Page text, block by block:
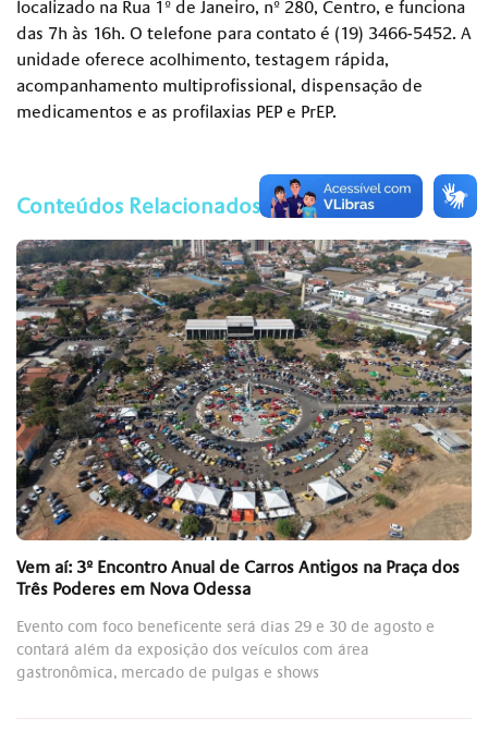
localizado na Rua 1º de Janeiro, nº 280, Centro, e funciona
das 7h às 16h. O telefone para contato é (19) 3466-5452. A
unidade oferece acolhimento, testagem rápida,
acompanhamento multiprofissional, dispensação de
medicamentos e as profilaxias PEP e PrEP.
Conteúdos Relacionados
Vem aí: 3º Encontro Anual de Carros Antigos na Praça dos
Três Poderes em Nova Odessa
Evento com foco beneficente será dias 29 e 30 de agosto e
contará além da exposição dos veículos com área
gastronômica, mercado de pulgas e shows